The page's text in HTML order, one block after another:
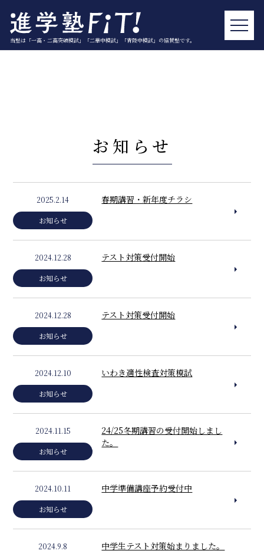
当塾は「一高・二高突破模試」「二華中模試」「青陵中模試」の協賛塾です。
お知らせ
2025.2.14
お知らせ
春期講習・新年度チラシ
2024.12.28
お知らせ
テスト対策受付開始
2024.12.28
お知らせ
テスト対策受付開始
2024.12.10
お知らせ
いわき適性検査対策模試
2024.11.15
お知らせ
24/25冬期講習の受付開始しまし
た。
2024.10.11
お知らせ
中学準備講座予約受付中
2024.9.8 中学生テスト対策始まりました。